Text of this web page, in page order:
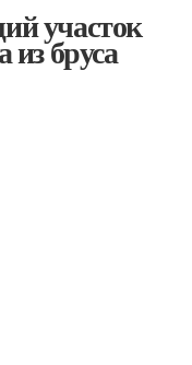
участок
из бруса